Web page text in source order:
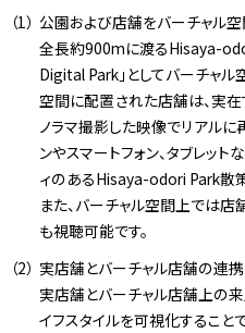
公園および店舗をバーチャル
全長約900mに渡るHisaya-
Digital Park」としてバーチャル
空間に配置された店舗は、実
ノラマ撮影した映像でリアルに
ンやスマートフォン、タブレット
ィのあるHisaya-odori Park散
また、バーチャル空間上では
も視聴可能です。
実店舗とバーチャル店舗の連
実店舗とバーチャル店舗上の
イフスタイルを可視化すること